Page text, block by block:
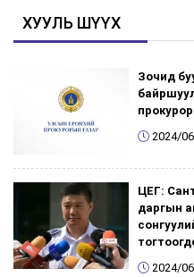
ХУУЛЬ ШҮҮХ
Зочид
2024/
ЦЕГ:
даргын
2024/